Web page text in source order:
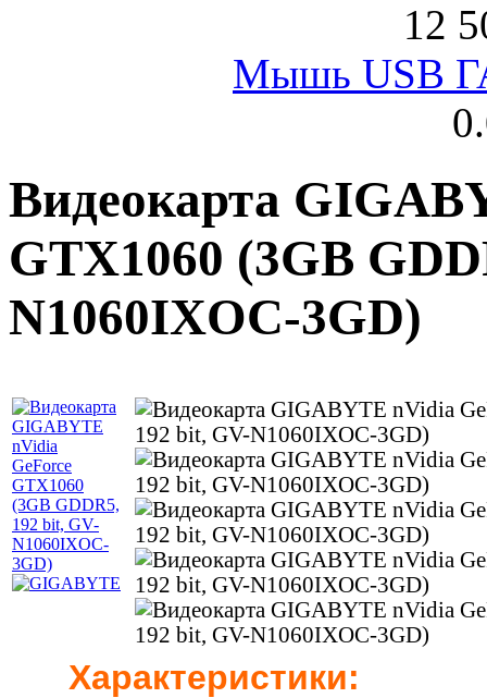
12
Мышь USB
Видеокарта
GTX1060 (3GB
N1060IXOC-3GD)
Характеристики: